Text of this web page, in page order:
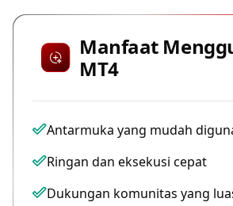
Manfaat
MT4
Antarmuka yang mudah
Ringan dan eksekusi cepat
Dukungan komunitas yang